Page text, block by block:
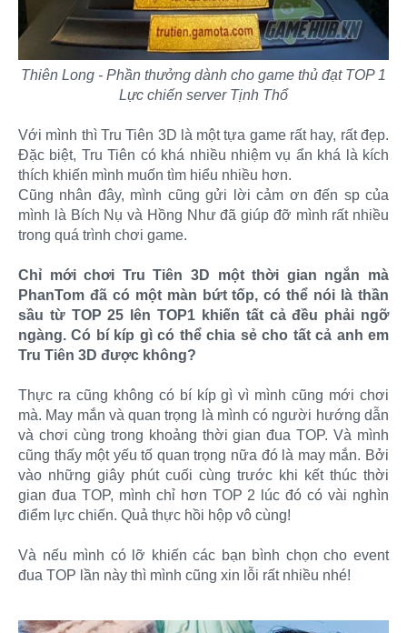
Thiên Long - Phần thưởng dành cho game thủ đạt TOP 1
Lực chiến server Tịnh Thổ
Với mình thì Tru Tiên 3D là một tựa game rất hay, rất đẹp.
Đặc biệt, Tru Tiên có khá nhiều nhiệm vụ ẩn khá là kích
thích khiến mình muốn tìm hiểu nhiều hơn.
Cũng nhân đây, mình cũng gửi lời cảm ơn đến sp của
mình là Bích Nụ và Hồng Như đã giúp đỡ mình rất nhiều
trong quá trình chơi game.
Chỉ mới chơi Tru Tiên 3D một thời gian ngắn mà
PhanTom đã có một màn bứt tốp, có thể nói là thần
sầu từ TOP 25 lên TOP1 khiến tất cả đều phải ngỡ
ngàng. Có bí kíp gì có thể chia sẻ cho tất cả anh em
Tru Tiên 3D được không?
Thực ra cũng không có bí kíp gì vì mình cũng mới chơi
mà. May mắn và quan trọng là mình có người hướng dẫn
và chơi cùng trong khoảng thời gian đua TOP. Và mình
cũng thấy một yếu tố quan trọng nữa đó là may mắn. Bởi
vào những giây phút cuối cùng trước khi kết thúc thời
gian đua TOP, mình chỉ hơn TOP 2 lúc đó có vài nghìn
điểm lực chiến. Quả thực hồi hộp vô cùng!
Và nếu mình có lỡ khiến các bạn bình chọn cho event
đua TOP lần này thì mình cũng xin lỗi rất nhiều nhé!